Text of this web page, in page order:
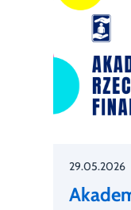
29.05.2026